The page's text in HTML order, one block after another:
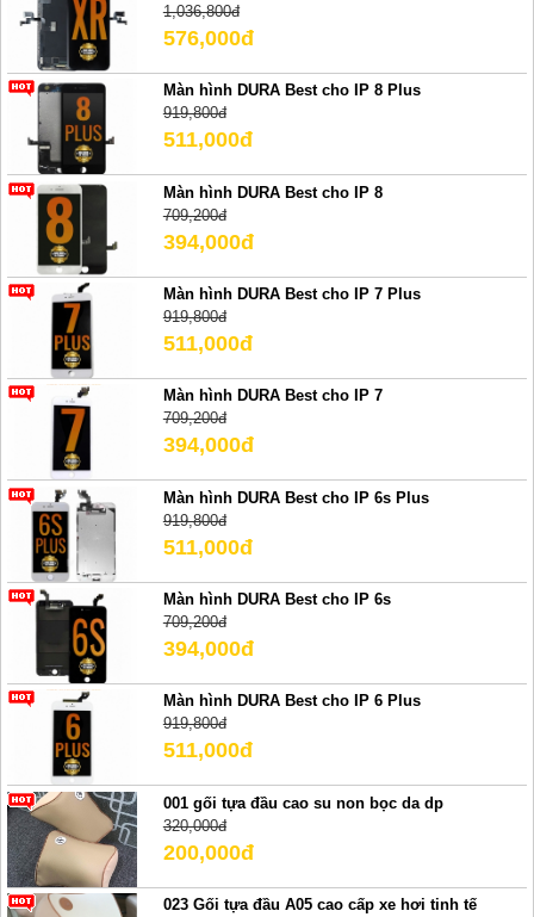
1,036,800đ
576,000đ
Màn hình DURA Best cho IP 8 Plus
919,800đ
511,000đ
Màn hình DURA Best cho IP 8
709,200đ
394,000đ
Màn hình DURA Best cho IP 7 Plus
919,800đ
511,000đ
Màn hình DURA Best cho IP 7
709,200đ
394,000đ
Màn hình DURA Best cho IP 6s Plus
919,800đ
511,000đ
Màn hình DURA Best cho IP 6s
709,200đ
394,000đ
Màn hình DURA Best cho IP 6 Plus
919,800đ
511,000đ
001 gối tựa đầu cao su non bọc da dp
320,000đ
200,000đ
023 Gối tựa đầu A05 cao cấp xe hơi tinh tế